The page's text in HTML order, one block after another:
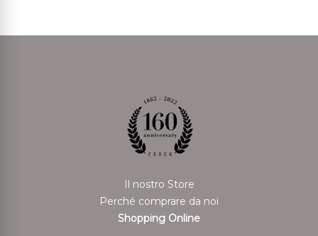
Il nostro Store
Perché comprare da noi
Shopping Online